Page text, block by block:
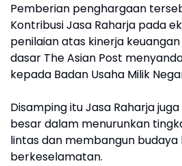
Pemberian penghargaan
Kontribusi Jasa Raharja pada
penilaian atas kinerja
dasar The Asian Post
kepada Badan Usaha Milik
Disamping itu Jasa Raharja
besar dalam menurunkan
lintas dan membangun
berkeselamatan.